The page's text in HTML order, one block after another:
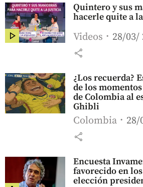
Exalcalde De Medellín (2078
Quintero y sus
hacerle quite a
Videos 28/03/
share
¿Los recuerda?
de los
de Colombia al
Ghibli
Colombia 28/
share
Encuesta
favorecido en
elección